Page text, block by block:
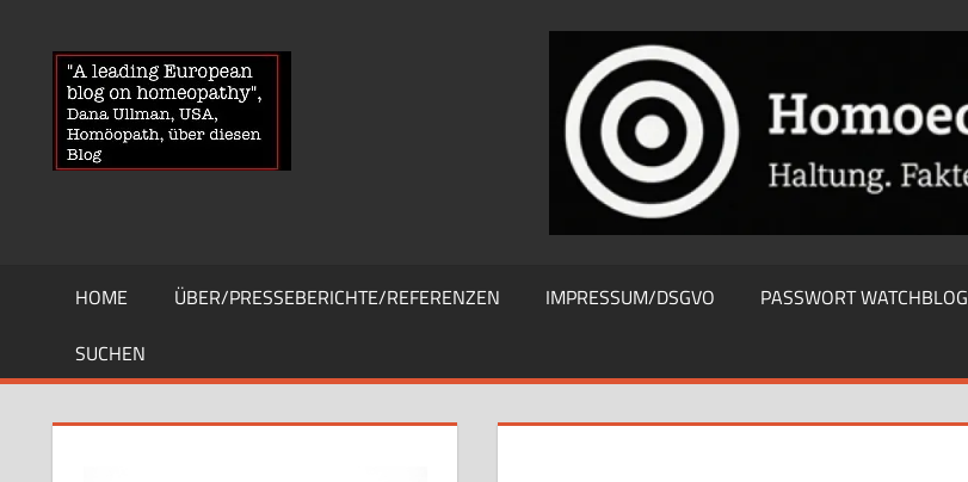
springen
HOMOEOPATHIEWATCHBLOG
News
über
Homöopathie
und
Globuli-
HOME ÜBER/PRESSEBERICHTE/REFERENZEN IMPRESSUM/DSGVO PASSWORT WATCHBLOG
SUCHEN